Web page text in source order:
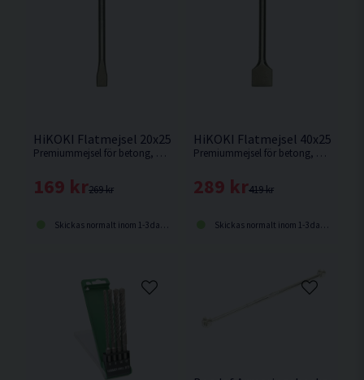
HiKOKI Flatmejsel 20x250mm SDS-Plus
Premiummejsel för betong, kakel, murverk och sten från HiKOKI.
269 kr
169 kr
Skickas normalt inom 1-3 dagar
HiKOKI Flatmejsel 40x250mm
Premiummejsel för betong, kakel, murverk och sten från HiKOKI.
419 kr
289 kr
Skickas normalt inom 1-3 dagar